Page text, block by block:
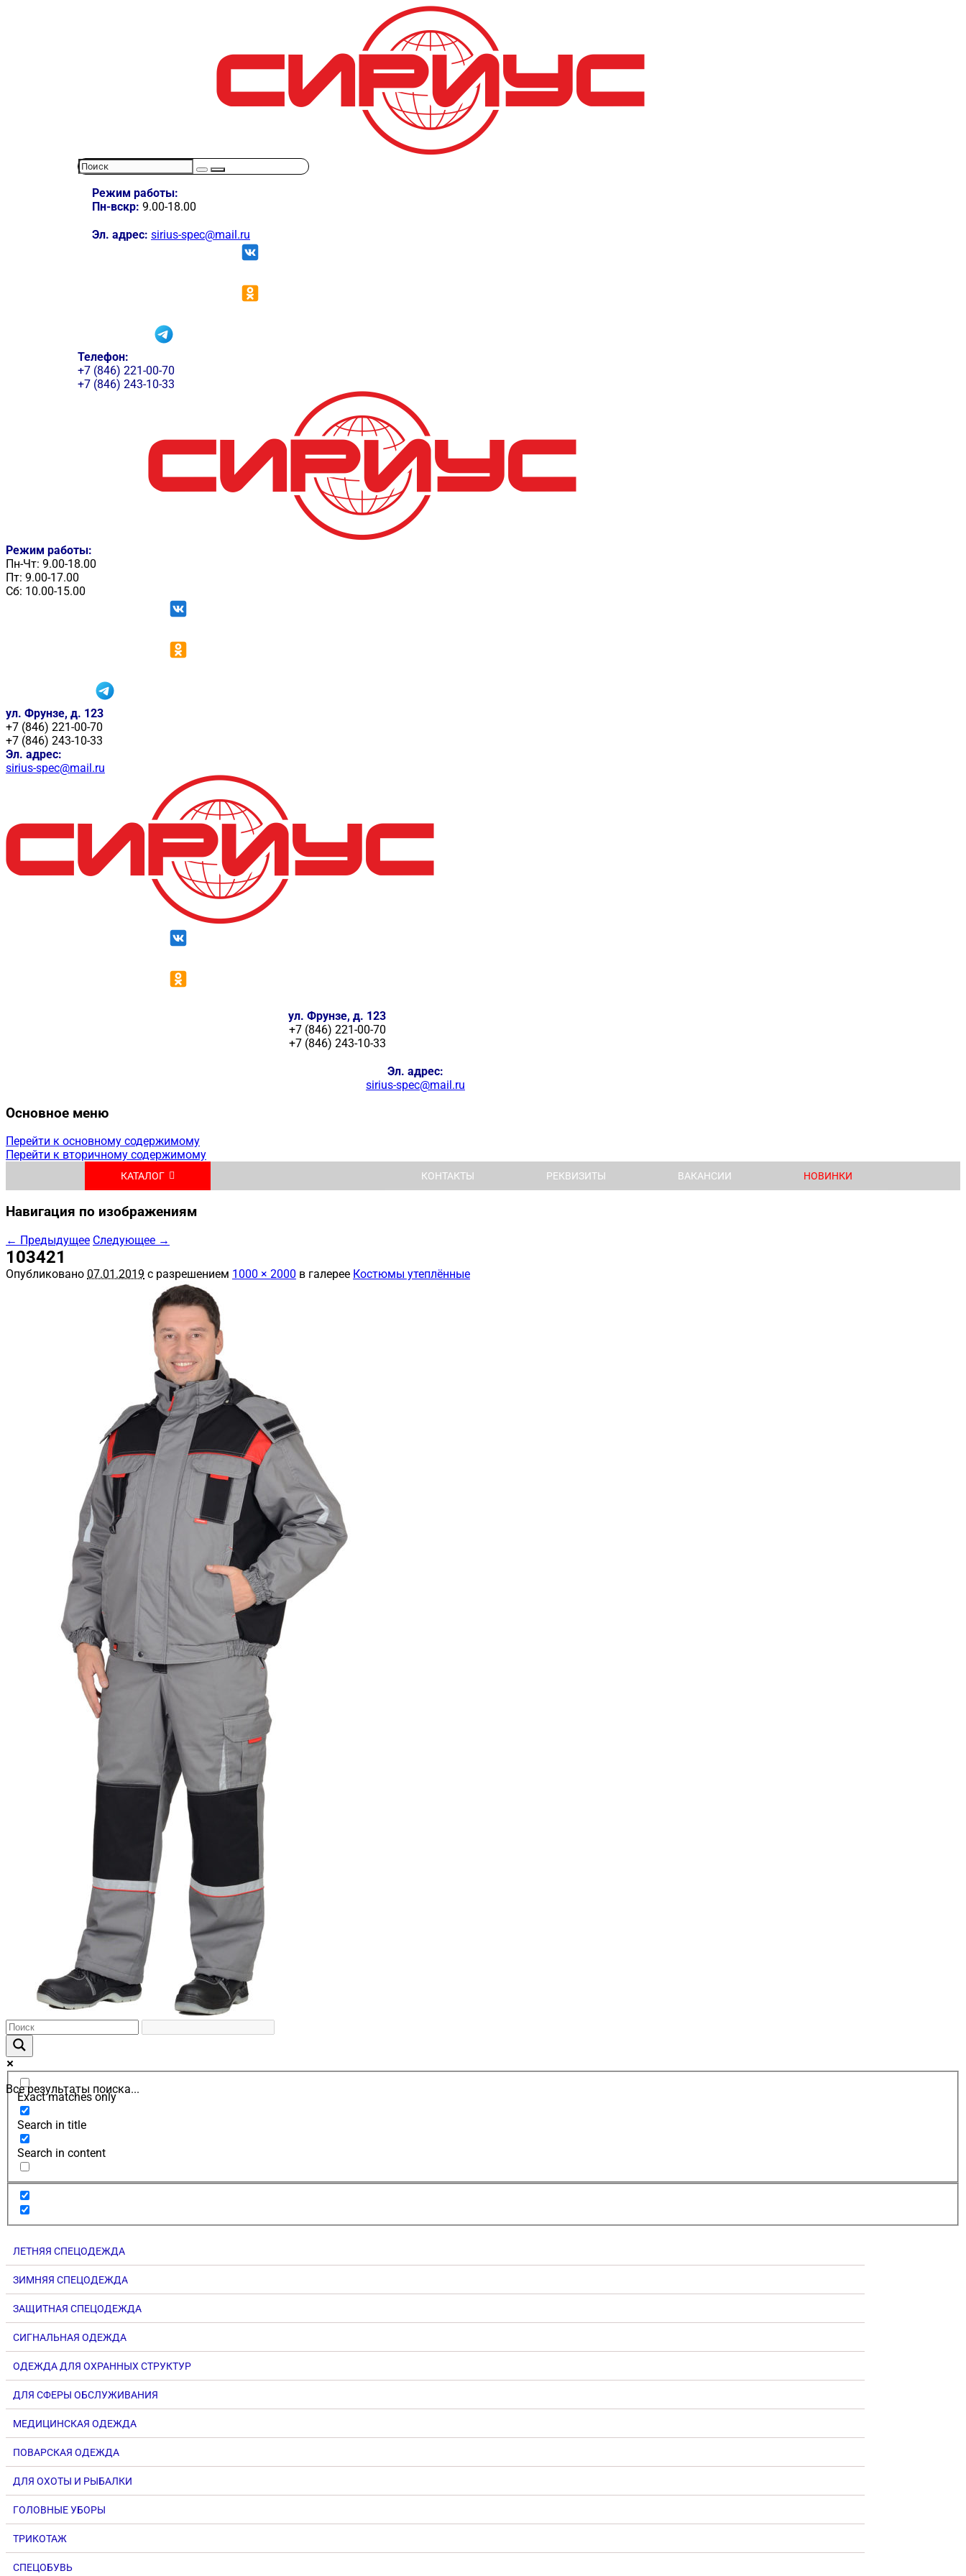
Режим работы:
Пн-вскр: 9.00-18.00
Эл. адрес: sirius-spec@mail.ru
Телефон:
+7 (846) 221-00-70
+7 (846) 243-10-33
Режим работы:
Пн-Чт: 9.00-18.00
Пт: 9.00-17.00
Сб: 10.00-15.00
ул. Фрунзе, д. 123
+7 (846) 221-00-70
+7 (846) 243-10-33
Эл. адрес:
sirius-spec@mail.ru
ул. Фрунзе, д. 123
+7 (846) 221-00-70
+7 (846) 243-10-33
Эл. адрес:
sirius-spec@mail.ru
Основное меню
Перейти к основному содержимому
Перейти к вторичному содержимому
КАТАЛОГ КОНТАКТЫ РЕКВИЗИТЫ ВАКАНСИИ НОВИНКИ
Навигация по изображениям
← Предыдущее Следующее →
103421
Опубликовано 07.01.2019 с разрешением 1000 × 2000 в галерее Костюмы утеплённые
Все результаты поиска...
Exact matches only
Search in title
Search in content
ЛЕТНЯЯ СПЕЦОДЕЖДА
ЗИМНЯЯ СПЕЦОДЕЖДА
ЗАЩИТНАЯ СПЕЦОДЕЖДА
СИГНАЛЬНАЯ ОДЕЖДА
ОДЕЖДА ДЛЯ ОХРАННЫХ СТРУКТУР
ДЛЯ СФЕРЫ ОБСЛУЖИВАНИЯ
МЕДИЦИНСКАЯ ОДЕЖДА
ПОВАРСКАЯ ОДЕЖДА
ДЛЯ ОХОТЫ И РЫБАЛКИ
ГОЛОВНЫЕ УБОРЫ
ТРИКОТАЖ
СПЕЦОБУВЬ